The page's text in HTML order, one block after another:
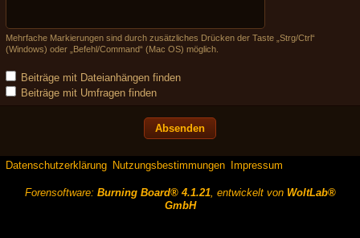
Mehrfache Markierungen sind durch zusätzliches Drücken der Taste „Strg/Ctrl“
(Windows) oder „Befehl/Command“ (Mac OS) möglich.
Beiträge mit Dateianhängen finden
Beiträge mit Umfragen finden
Datenschutzerklärung Nutzungsbestimmungen Impressum
Forensoftware: Burning Board® 4.1.21, entwickelt von WoltLab®
GmbH